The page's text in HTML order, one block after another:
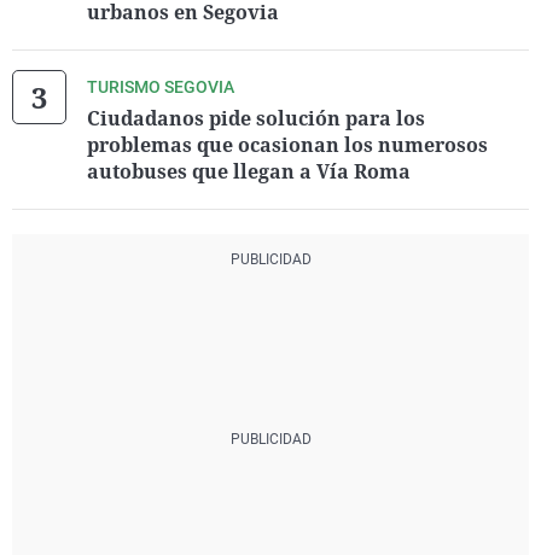
urbanos en Segovia
TURISMO SEGOVIA
Ciudadanos pide solución para los
problemas que ocasionan los numerosos
autobuses que llegan a Vía Roma